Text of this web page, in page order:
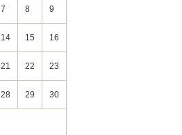
7 8 9
14 15 16
21 22 23
28 29 30